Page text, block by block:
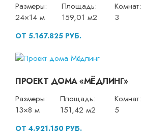
Размеры:
24×14 м
Площадь:
159,01 м2
Комнат:
3
ОТ 5.167.825 РУБ.
ПРОЕКТ ДОМА «МЁДЛИНГ»
Размеры:
13×8 м
Площадь:
151,42 м2
Комнат:
5
ОТ 4.921.150 РУБ.